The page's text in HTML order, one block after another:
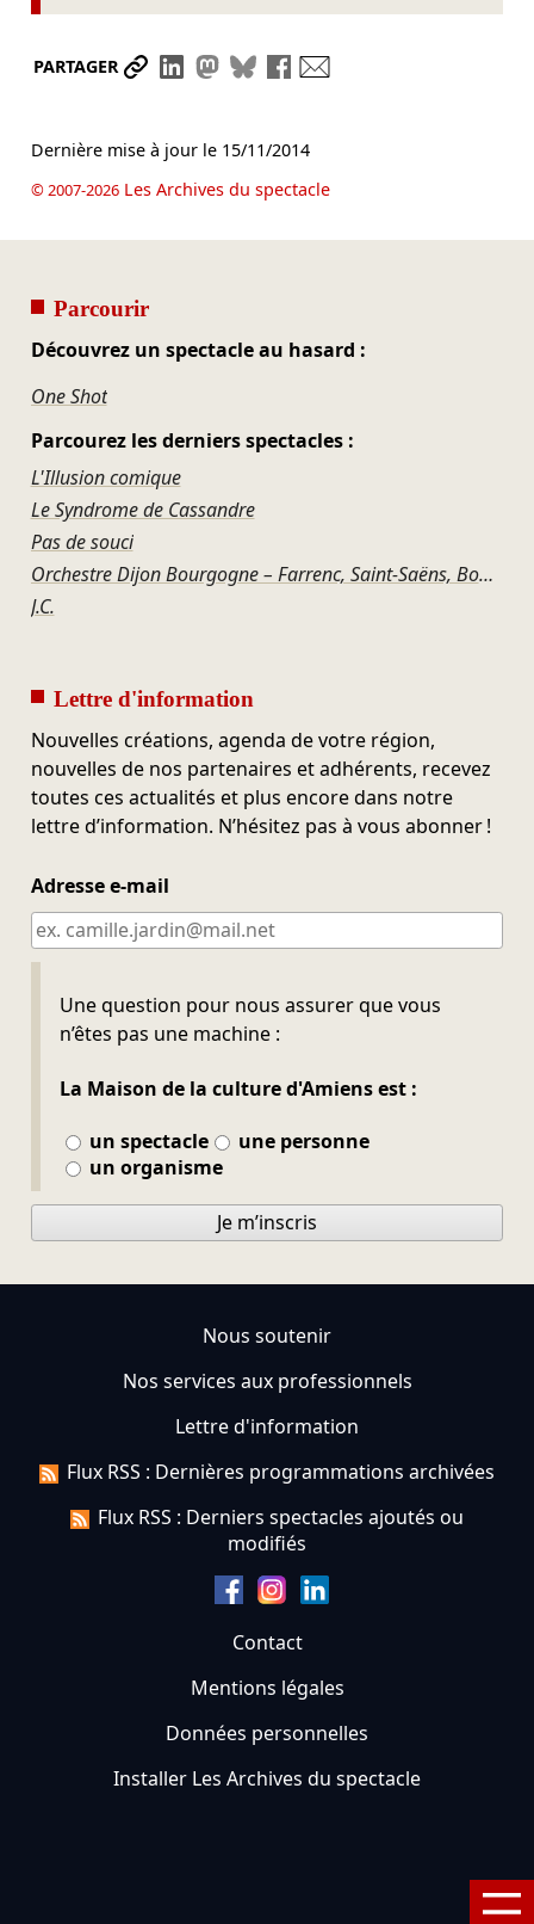
PARTAGER Partager le lien
Partager sur LinkedIn
Partager sur Mastodon
Partager sur Bluesky
Partager sur Facebook
Dernière mise à jour le 15/11/2014
© 2007-2026Les Archives du spectacle
Parcourir
Découvrez un spectacle au hasard :
One Shot
Parcourez les derniers spectacles :
L'Illusion comique
Le Syndrome de Cassandre
Pas de souci
Orchestre Dijon Bourgogne – Farrenc, Saint-Saëns, Bonis, Offenbach
J.C.
Lettre d'information
Nouvelles créations, agenda de votre région,
nouvelles de nos partenaires et adhérents, recevez
toutes ces actualités et plus encore dans notre
lettre d’information. N’hésitez pas à vous abonner !
Adresse e-mail
Une question pour nous assurer que vous
n’êtes pas une machine :
La Maison de la culture d'Amiens est :
un spectacle
une personne
un organisme
Ne pas remplir
Je m’inscris
Nous soutenir
Nos services aux professionnels
Lettre d'information
Flux RSS : Dernières programmations archivées
Flux RSS : Derniers spectacles ajoutés ou
modifiés
Contact
Mentions légales
Données personnelles
Installer Les Archives du spectacle